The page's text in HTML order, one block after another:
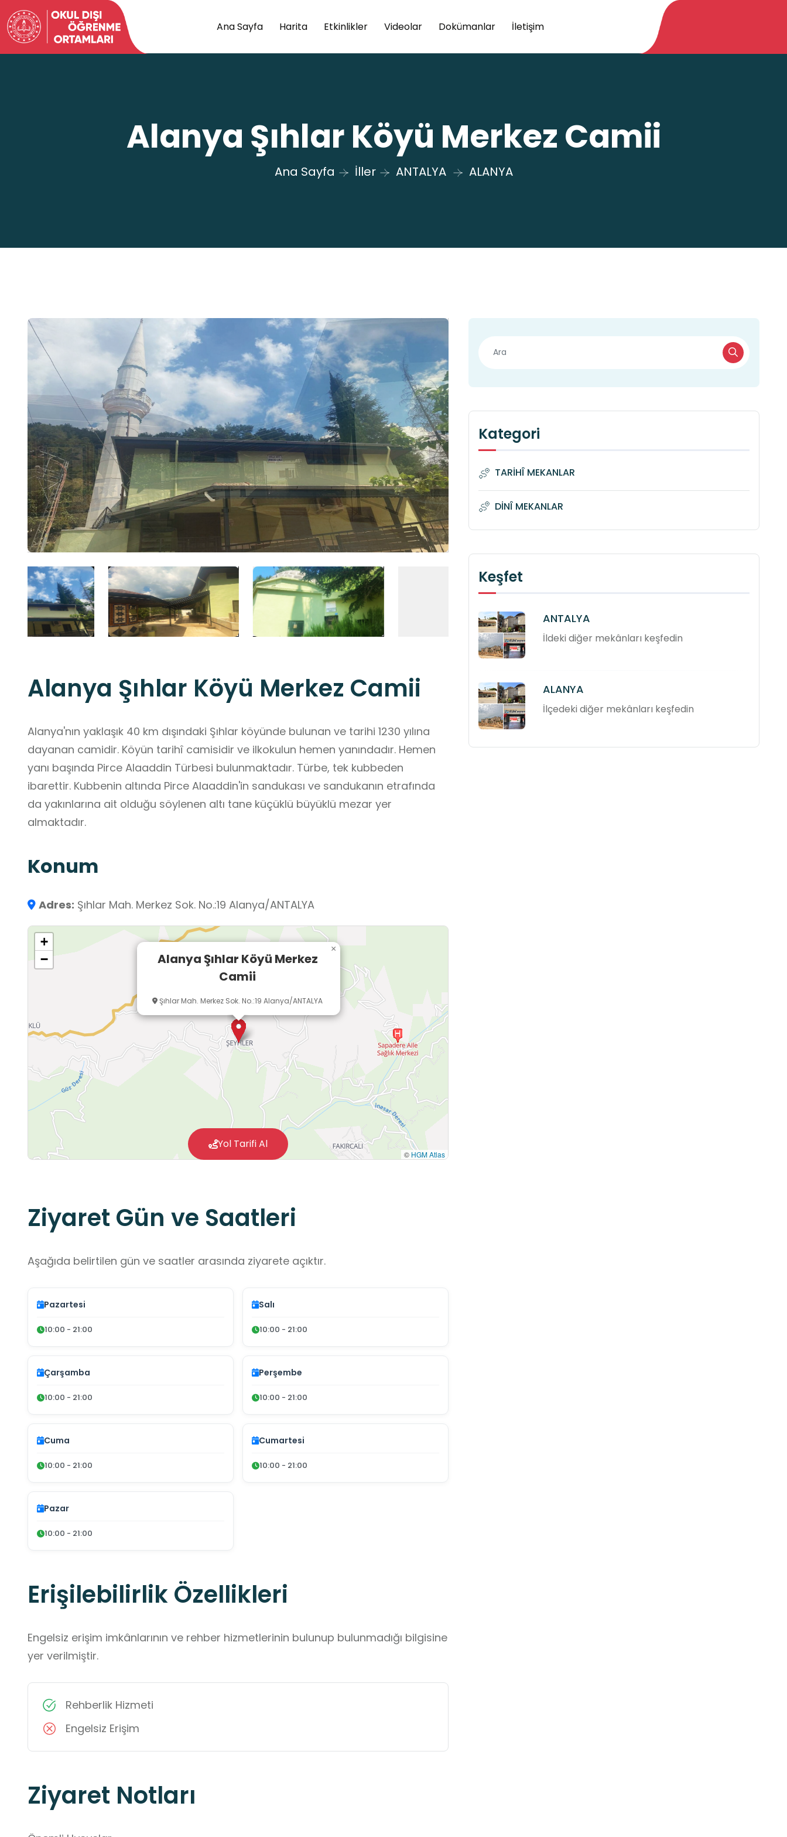
Ana Sayfa Harita Etkinlikler Videolar Dokümanlar İletişim
Alanya Şıhlar Köyü Merkez Camii
Ana Sayfa İller ANTALYA ALANYA
Alanya Şıhlar Köyü Merkez Camii
Alanya'nın yaklaşık 40 km dışındaki Şıhlar köyünde bulunan ve tarihi 1230 yılına
dayanan camidir. Köyün tarihî camisidir ve ilkokulun hemen yanındadır. Hemen
yanı başında Pirce Alaaddin Türbesi bulunmaktadır. Türbe, tek kubbeden
ibarettir. Kubbenin altında Pirce Alaaddin'in sandukası ve sandukanın etrafında
da yakınlarına ait olduğu söylenen altı tane küçüklü büyüklü mezar yer
almaktadır.
Konum
Adres: Şıhlar Mah. Merkez Sok. No.:19 Alanya/ANTALYA
Alanya Şıhlar Köyü Merkez
Camii
Şıhlar Mah. Merkez Sok. No.:19 Alanya/ANTALYA
×
+
−
© HGM Atlas
Yol Tarifi Al
Ziyaret Gün ve Saatleri
Aşağıda belirtilen gün ve saatler arasında ziyarete açıktır.
Pazartesi
10:00 - 21:00
Salı
10:00 - 21:00
Çarşamba
10:00 - 21:00
Perşembe
10:00 - 21:00
Cuma
10:00 - 21:00
Cumartesi
10:00 - 21:00
Pazar
10:00 - 21:00
Erişilebilirlik Özellikleri
Engelsiz erişim imkânlarının ve rehber hizmetlerinin bulunup bulunmadığı bilgisine
yer verilmiştir.
Rehberlik Hizmeti
Engelsiz Erişim
Ziyaret Notları
Kategori
TARİHÎ MEKANLAR
DİNÎ MEKANLAR
Keşfet
ANTALYA
İldeki diğer mekânları keşfedin
ALANYA
İlçedeki diğer mekânları keşfedin